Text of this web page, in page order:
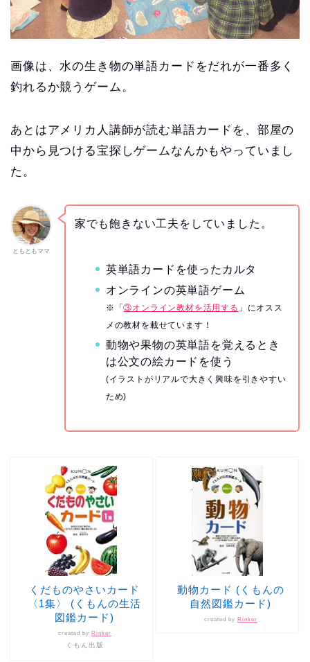
画像は、水の生き物の単語カードをだれが一番多く
釣れるか競うゲーム。
あとはアメリカ人講師が読む単語カードを、部屋の
中から見つける宝探しゲームなんかもやっていまし
た。
ともともママ
家でも飽きない工夫をしていました。
英単語カードを使ったカルタ
オンラインの英単語ゲーム
※「③オンライン教材を活用する 」にオスス
メの教材を載せています！
動物や果物の英単語を覚えるとき
は公文の絵カードを使う
(イラストがリアルで大きく興味を引きやすい
ため)
くだものやさいカード
〈1集〉 (くもんの生活
図鑑カード)
created by Rinker
くもん出版
動物カード (くもんの
自然図鑑カード)
created by Rinker